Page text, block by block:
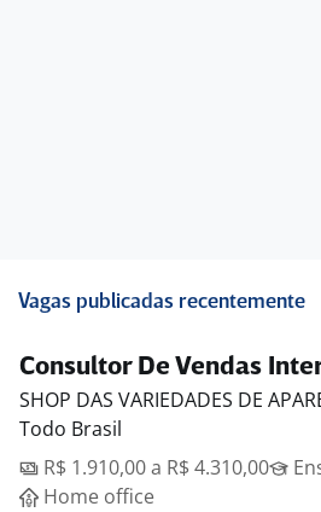
Vagas publicadas recentemente
Consultor De Vendas
SHOP DAS VARIEDADES DE
Todo Brasil
R$ 1.910,00 a R$ 4.310,00
Home office